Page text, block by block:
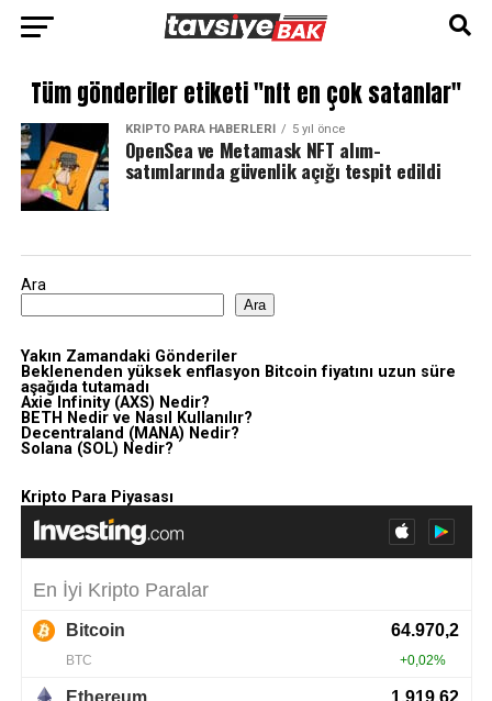
Tüm gönderiler etiketi "nft en çok satanlar"
KRIPTO PARA HABERLERI 5 yıl önce
OpenSea ve Metamask NFT alım-
satımlarında güvenlik açığı tespit edildi
Ara
Ara
Yakın Zamandaki Gönderiler
Beklenenden yüksek enflasyon Bitcoin fiyatını uzun süre
aşağıda tutamadı
Axie Infinity (AXS) Nedir?
BETH Nedir ve Nasıl Kullanılır?
Decentraland (MANA) Nedir?
Solana (SOL) Nedir?
Kripto Para Piyasası